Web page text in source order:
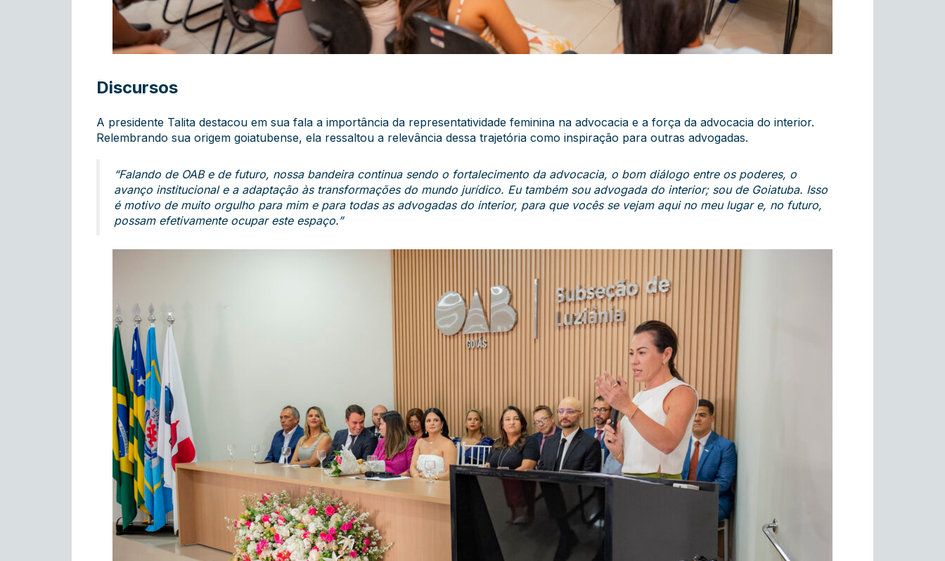
Discursos
A presidente Talita destacou em sua fala a importância da representatividade feminina na advocacia e a força da advocacia do interior.
Relembrando sua origem goiatubense, ela ressaltou a relevância dessa trajetória como inspiração para outras advogadas.
“Falando de OAB e de futuro, nossa bandeira continua sendo o fortalecimento da advocacia, o bom diálogo entre os poderes, o
avanço institucional e a adaptação às transformações do mundo jurídico. Eu também sou advogada do interior; sou de Goiatuba. Isso
é motivo de muito orgulho para mim e para todas as advogadas do interior, para que vocês se vejam aqui no meu lugar e, no futuro,
possam efetivamente ocupar este espaço.”